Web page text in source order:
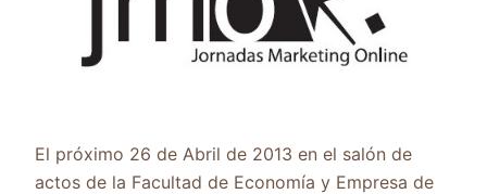
El próximo 26 de Abril de 2013 en el salón de
actos de la Facultad de Economía y Empresa de